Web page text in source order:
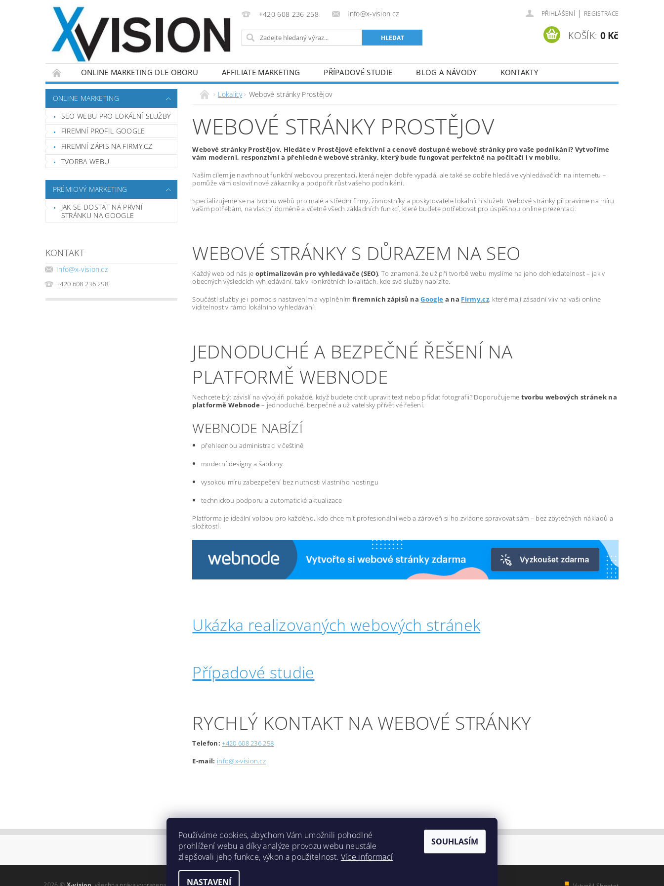
+420 608 236 258 Info@x-vision.cz PŘIHLÁŠENÍ | REGISTRACE
KOŠÍK: 0 Kč
ONLINE MARKETING DLE OBORU AFFILIATE MARKETING PŘÍPADOVÉ STUDIE BLOG A NÁVODY KONTAKTY
ONLINE MARKETING
SEO WEBU PRO LOKÁLNÍ SLUŽBY
FIREMNÍ PROFIL GOOGLE
FIREMNÍ ZÁPIS NA FIRMY.CZ
TVORBA WEBU
PRÉMIOVÝ MARKETING
JAK SE DOSTAT NA PRVNÍ
STRÁNKU NA GOOGLE
KONTAKT
Info@x-vision.cz
+420 608 236 258
Lokality Webové stránky Prostějov
WEBOVÉ STRÁNKY PROSTĚJOV
Webové stránky Prostějov. Hledáte v Prostějově efektivní a cenově dostupné webové stránky pro vaše podnikání? Vytvoříme
vám moderní, responzivní a přehledné webové stránky, který bude fungovat perfektně na počítači i v mobilu.
Naším cílem je navrhnout funkční webovou prezentaci, která nejen dobře vypadá, ale také se dobře hledá ve vyhledávačích na internetu –
pomůže vám oslovit nové zákazníky a podpořit růst vašeho podnikání.
Specializujeme se na tvorbu webů pro malé a střední firmy, živnostníky a poskytovatele lokálních služeb. Webové stránky připravíme na míru
vašim potřebám, na vlastní doméně a včetně všech základních funkcí, které budete potřebovat pro úspěšnou online prezentaci.
WEBOVÉ STRÁNKY S DŮRAZEM NA SEO
Každý web od nás je optimalizován pro vyhledávače (SEO). To znamená, že už při tvorbě webu myslíme na jeho dohledatelnost – jak v
obecných výsledcích vyhledávání, tak v konkrétních lokalitách, kde své služby nabízíte.
Součástí služby je i pomoc s nastavením a vyplněnímfiremních zápisů naGoogle a na Firmy.cz, které mají zásadní vliv na vaši online
viditelnost v rámci lokálního vyhledávání.
JEDNODUCHÉ A BEZPEČNÉ ŘEŠENÍ NA
PLATFORMĚ WEBNODE
Nechcete být závislí na vývojáři pokaždé, když budete chtít upravit text nebo přidat fotografii? Doporučujeme tvorbu webových stránek na
platformě Webnode – jednoduché, bezpečné a uživatelsky přívětivé řešení.
WEBNODE NABÍZÍ
přehlednou administraci v češtině
moderní designy a šablony
vysokou míru zabezpečení bez nutnosti vlastního hostingu
technickou podporu a automatické aktualizace
Platforma je ideální volbou pro každého, kdo chce mít profesionální web a zároveň si ho zvládne spravovat sám – bez zbytečných nákladů a
složitostí.
Ukázka realizovaných webových stránek
Případové studie
RYCHLÝ KONTAKT NA WEBOVÉ STRÁNKY
Telefon: +420 608 236 258
E-mail: info@x-vision.cz
Lokality
Používáme cookies, abychom Vám umožnili pohodlné
prohlížení webu a díky analýze provozu webu neustále
zlepšovali jeho funkce, výkon a použitelnost. Více informací
NASTAVENÍ
SOUHLASÍM